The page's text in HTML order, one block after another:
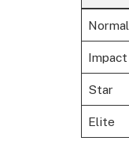
Normal
Impact
Star
Elite